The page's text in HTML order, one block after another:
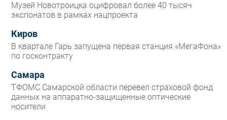
Музей Новотроицка оцифровал более 40 тысяч
экспонатов в рамках нацпроекта
Киров
В квартале Гарь запущена первая станция «МегаФона»
по госконтракту
Самара
ТФОМС Самарской области перевел страховой фонд
данных на аппаратно-защищенные оптические
носители